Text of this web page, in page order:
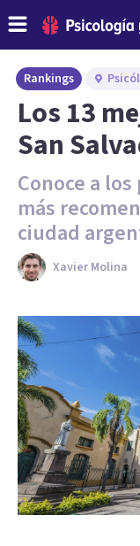
Rankings
Los 13
San
Conoce a
más
ciudad
Xavier Molina